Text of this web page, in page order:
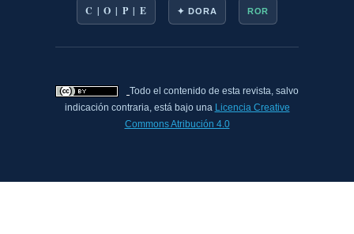
C | O | P | E ✦ DORA ROR
Todo el contenido de esta revista, salvo
indicación contraria, está bajo una Licencia Creative
Commons Atribución 4.0